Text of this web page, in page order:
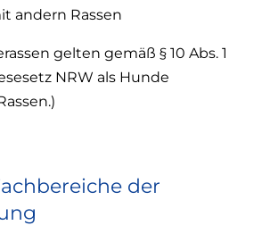
andern Rassen
gelten gemäß § 10 Abs. 1
NRW als Hunde
der